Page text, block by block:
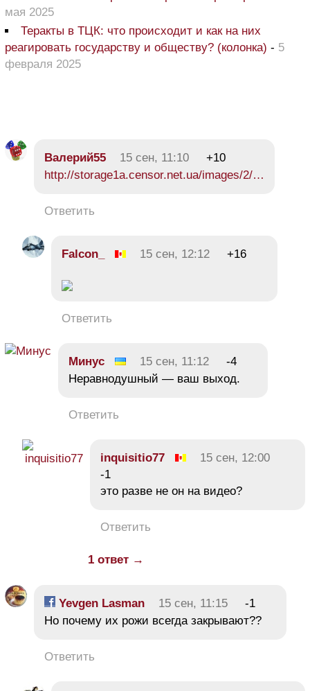
мая 2025
Теракты в ТЦК: что происходит и как на них
реагировать государству и обществу? (колонка) - 5
февраля 2025
Валерий55 15 сен, 11:10
+10
http://storage1a.censor.net.ua/images/2/…
Ответить
Falcon_ 15 сен, 12:12 +16
Ответить
Минус 15 сен, 11:12
-4
Неравнодушный — ваш выход.
Ответить
inquisitiо77
15 сен, 12:00
-1
это разве не он на видео?
Ответить
1 ответ →
Yevgen Lasman 15 сен, 11:15
-1
Но почему их рожи всегда закрывают??
Ответить